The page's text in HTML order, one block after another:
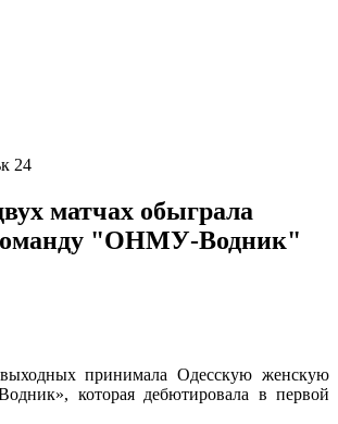
24
матчах обыграла
"ОНМУ-Водник"
принимала Одесскую женскую
которая дебютировала в первой